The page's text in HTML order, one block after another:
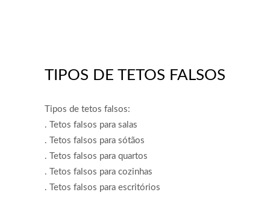
TIPOS DE TETOS FALSOS
Tipos de tetos falsos:
. Tetos falsos para salas
. Tetos falsos para sótãos
. Tetos falsos para quartos
. Tetos falsos para cozinhas
. Tetos falsos para escritórios